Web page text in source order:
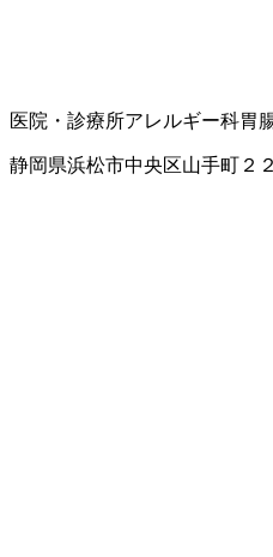
医院・診療所アレルギー科胃
静岡県浜松市中央区山手町２